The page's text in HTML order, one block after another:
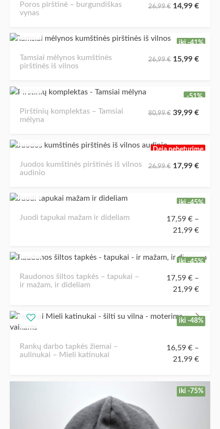
Poros pirštinė – burgundiškas
vynas
26,99€ 14,99 €
iki -41%
Tamsiai mėlynos kumštinės
pirštinės iš vilnos
26,99€ 15,99 €
-51%
Pirštinių komplektas – Tamsiai
mėlyna
80,99€ 39,99 €
Deja nebeturime
Juodos kumštinės pirštinės iš vilnos
audinio
26,99€ 17,99 €
iki -45%
Juodi tapukai mažam ir dideliam 17,59 €–
21,99 €
iki -45%
Raudonos šiltos tapkės – tapukai –
ir mažam, ir dideliam
17,59 €–
21,99 €
iki -48%
Rankų darbo tapkės žiemai –
aulinukai – Mieli katinukai
16,59 €–
21,99 €
iki -75%